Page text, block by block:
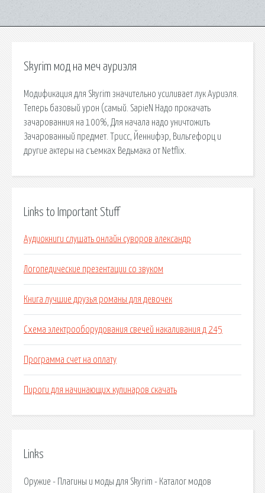
Skyrim мод на меч ауриэля
Модификация для Skyrim значительно усиливает лук Ауриэля.
Теперь базовый урон (самый. SapieN Надо прокачать
зачарованния на 100%, Для начала надо уничтожить
Зачарованный предмет. Трисс, Йеннифэр, Вильгефорц и
другие актеры на съемках Ведьмака от Netflix.
Links to Important Stuff
Аудиокниги слушать онлайн суворов александр
Логопедические презентации со звуком
Книга лучшие друзья романы для девочек
Схема электрооборудования свечей накаливания д 245
Программа счет на оплату
Пироги для начинающих кулинаров скачать
Links
Оружие - Плагины и моды для Skyrim - Каталог модов